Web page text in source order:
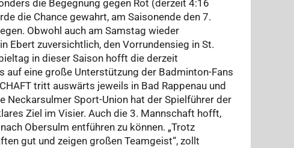
die Begegnung gegen Rot (derzeit 4:16
die Chance gewahrt, am Saisonende den 7.
Obwohl auch am Samstag wieder
Ebert zuversichtlich, den Vorrundensieg in St.
in dieser Saison hofft die derzeit
eine große Unterstützung der Badminton-Fans
tritt auswärts jeweils in Bad Rappenau und
Neckarsulmer Sport-Union hat der Spielführer der
Ziel im Visier. Auch die 3. Mannschaft hofft,
Obersulm entführen zu können. „Trotz
gut und zeigen großen Teamgeist“, zollt